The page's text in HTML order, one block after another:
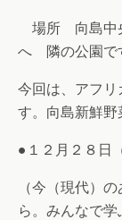
場所 向島中
へ 隣の公園で
今回は、アフリ
す。向島新鮮野
●１２月２８日
（今（現代）
ら。みんなで学